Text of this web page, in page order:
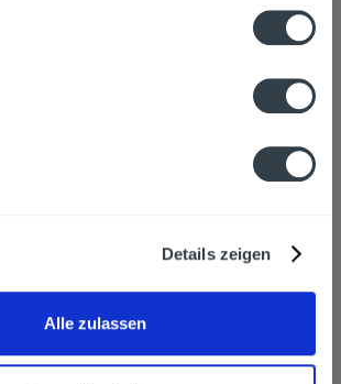
Details zeigen
Alle zulassen
22525 Hamburg, Deutschland
mehr
ebenfalls angesehen
6 x 0,7l wird in den folgenden
Orten und Postleitzahl-Gebieten